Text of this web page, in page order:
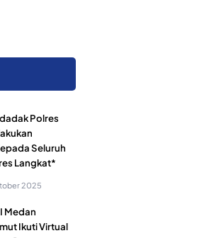
Polres
Seluruh
Langkat*
2025
Medan
Ikuti Virtual